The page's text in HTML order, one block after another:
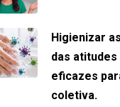
Higienizar
das
eficazes
coletiva.